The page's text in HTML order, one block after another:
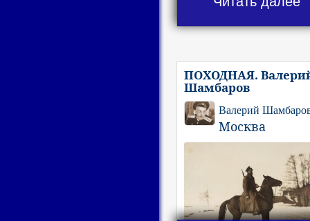
ПОХОДНАЯ.
Шамбаров
Валерий
Москва